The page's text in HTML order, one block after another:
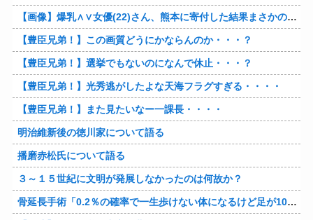
【画像】爆乳∧∨女優(22)さん、熊本に寄付した結果まさかの事態に・・・・・・
【豊臣兄弟！】この画質どうにかならんのか・・・？
【豊臣兄弟！】選挙でもないのになんで休止・・・？
【豊臣兄弟！】光秀逃がしたよな天海フラグすぎる・・・・
【豊臣兄弟！】また見たいなー一課長・・・・
明治維新後の徳川家について語る
播磨赤松氏について語る
３～１５世紀に文明が発展しなかったのは何故か？
骨延長手術「0.2％の確率で一生歩けない体になるけど足が10cm伸びます」←コスパ良すぎるだろ